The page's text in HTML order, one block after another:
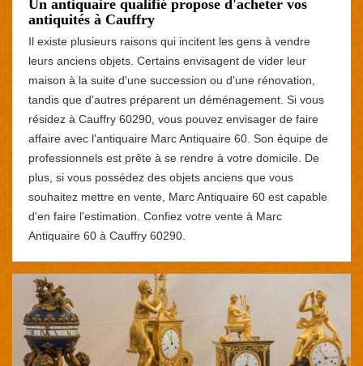
Un antiquaire qualifié propose d'acheter vos
antiquités à Cauffry
Il existe plusieurs raisons qui incitent les gens à vendre
leurs anciens objets. Certains envisagent de vider leur
maison à la suite d'une succession ou d'une rénovation,
tandis que d'autres préparent un déménagement. Si vous
résidez à Cauffry 60290, vous pouvez envisager de faire
affaire avec l'antiquaire Marc Antiquaire 60. Son équipe de
professionnels est prête à se rendre à votre domicile. De
plus, si vous possédez des objets anciens que vous
souhaitez mettre en vente, Marc Antiquaire 60 est capable
d'en faire l'estimation. Confiez votre vente à Marc
Antiquaire 60 à Cauffry 60290.